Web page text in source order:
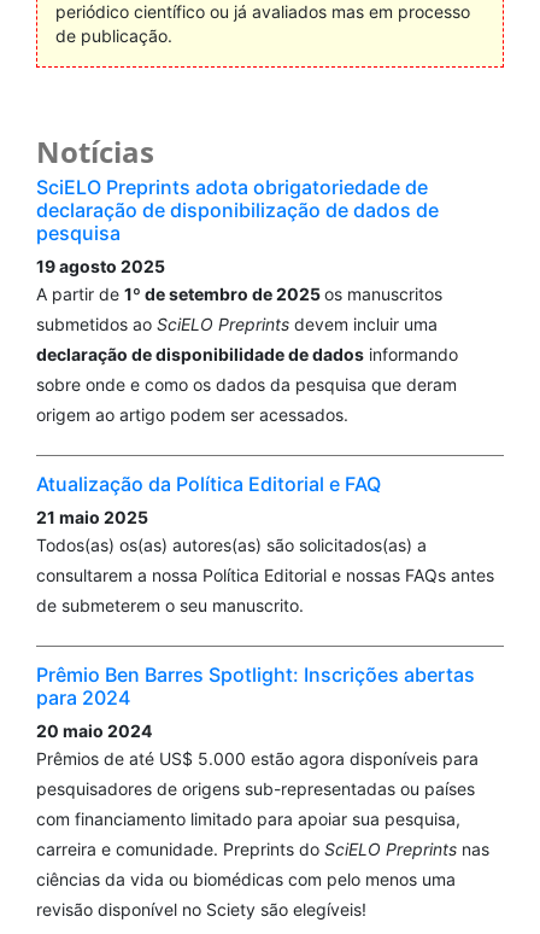
periódico científico ou já avaliados mas em processo
de publicação.
Notícias
SciELO Preprints adota obrigatoriedade de
declaração de disponibilização de dados de
pesquisa
19 agosto 2025
A partir de 1º de setembro de 2025os manuscritos
submetidos ao SciELO Preprints devem incluir uma
declaração de disponibilidade de dados informando
sobre onde e como os dados da pesquisa que deram
origem ao artigo podem ser acessados.
Atualização da Política Editorial e FAQ
21 maio 2025
Todos(as) os(as) autores(as) são solicitados(as) a
consultarem a nossa Política Editorial e nossas FAQs antes
de submeterem o seu manuscrito.
Prêmio Ben Barres Spotlight: Inscrições abertas
para 2024
20 maio 2024
Prêmios de até US$ 5.000 estão agora disponíveis para
pesquisadores de origens sub-representadas ou países
com financiamento limitado para apoiar sua pesquisa,
carreira e comunidade. Preprints do SciELO Preprints nas
ciências da vida ou biomédicas com pelo menos uma
revisão disponível no Sciety são elegíveis!